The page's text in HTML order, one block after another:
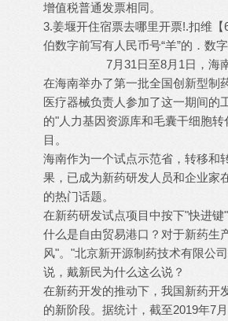
增值税普通发票相同。
3.姜堰开住宿票去哪里开票!.扣维【
伯数字前写有人民币号“羊”的．数字
7月31日至8月1日，海南自
在海南举办了第一批全国创新型制
医疗器械负责人参加了这一期间的
的"人力基因资源库和毛囊干细胞
目。
海南作为一个试点示范省，转移和
果，已成为新药研发人员和企业家
的热门话题。
在新药研发试点项目中按下"快进键"
什么是自由贸易港口？对于新药生
风"。"北京新开源制药技术有限公
说，戴新民为什么这么说？
在新药开发的推动下，我国新药开
的新阶段。据统计，截至2019年7